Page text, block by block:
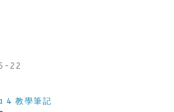
22
4 教學筆記